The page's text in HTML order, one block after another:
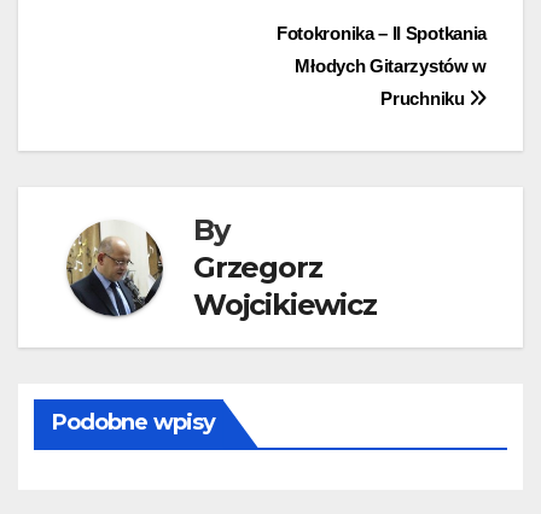
Fotokronika – II Spotkania
Młodych Gitarzystów w
Pruchniku
By
Grzegorz
Wojcikiewicz
Podobne wpisy